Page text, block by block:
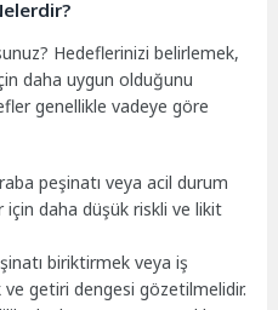
Hedeflerinizi belirlemek,
daha uygun olduğunu
genellikle vadeye göre
peşinatı veya acil durum
daha düşük riskli ve likit
biriktirmek veya iş
getiri dengesi gözetilmelidir.